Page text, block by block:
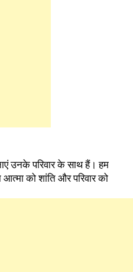
उनके परिवार के साथ हैं। हम
को शांति और परिवार को